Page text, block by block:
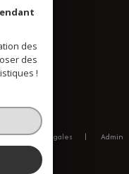
Mentions légales
Admin
Cookies
des
des
!